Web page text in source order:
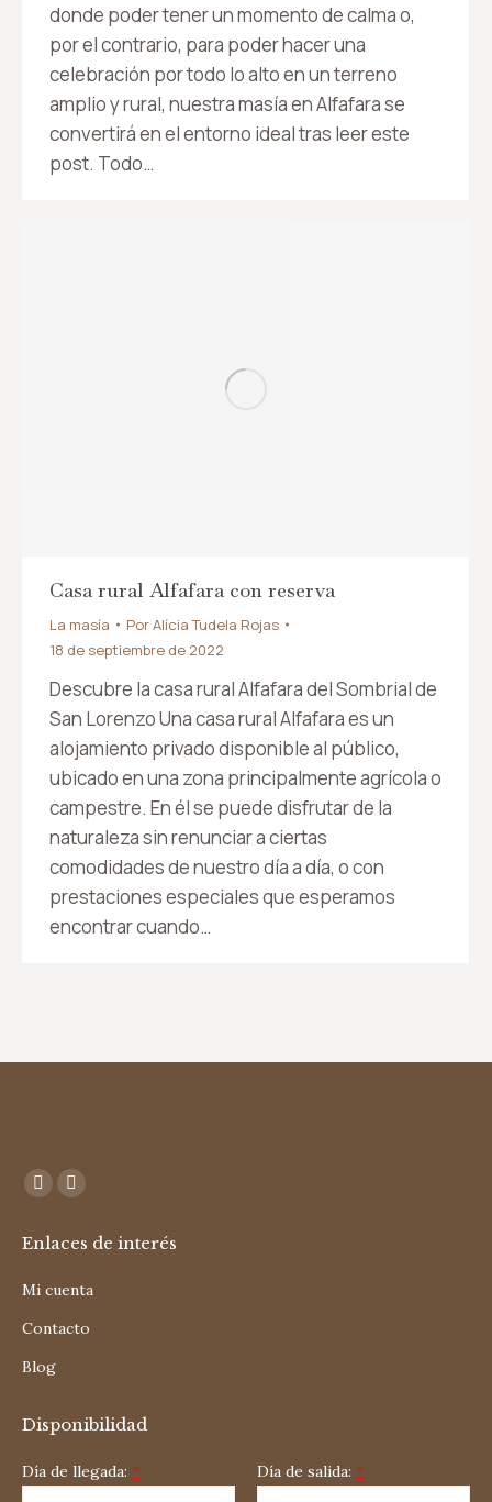
donde poder tener un momento de calma o,
por el contrario, para poder hacer una
celebración por todo lo alto en un terreno
amplio y rural, nuestra masía en Alfafara se
convertirá en el entorno ideal tras leer este
post. Todo…
Casa rural Alfafara con reserva
La masía PorAlícia Tudela Rojas
18 de septiembre de 2022
Descubre la casa rural Alfafara del Sombrial de
San Lorenzo Una casa rural Alfafara es un
alojamiento privado disponible al público,
ubicado en una zona principalmente agrícola o
campestre. En él se puede disfrutar de la
naturaleza sin renunciar a ciertas
comodidades de nuestro día a día, o con
prestaciones especiales que esperamos
encontrar cuando…
Encuéntranos en:
Facebook
opens
in
window
Instagram
opens
in
window
Enlaces de interés
Mi cuenta
Contacto
Blog
Disponibilidad
Día de llegada: * Día de salida: *